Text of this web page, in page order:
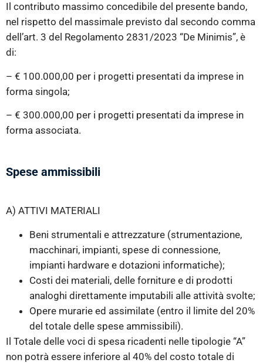
Il contributo massimo concedibile del presente bando,
nel rispetto del massimale previsto dal secondo comma
dell’art. 3 del Regolamento 2831/2023 “De Minimis”, è
di:
– € 100.000,00 per i progetti presentati da imprese in
forma singola;
– € 300.000,00 per i progetti presentati da imprese in
forma associata.
Spese ammissibili
A) ATTIVI MATERIALI
Beni strumentali e attrezzature (strumentazione,
macchinari, impianti, spese di connessione,
impianti hardware e dotazioni informatiche);
Costi dei materiali, delle forniture e di prodotti
analoghi direttamente imputabili alle attività svolte;
Opere murarie ed assimilate (entro il limite del 20%
del totale delle spese ammissibili).
Il Totale delle voci di spesa ricadenti nelle tipologie “A”
non potrà essere inferiore al 40% del costo totale di